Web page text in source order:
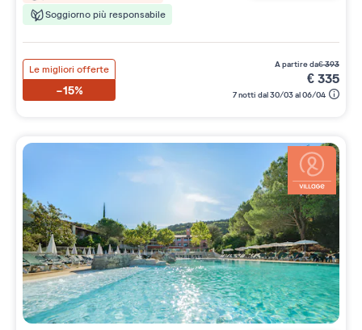
Soggiorno più responsabile
Le migliori offerte
-15%
a partire da€393
€335
7 notti dal 30/03 al 06/04